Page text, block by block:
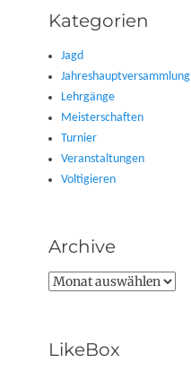
Kategorien
Jagd
Jahreshauptversammlung
Lehrgänge
Meisterschaften
Turnier
Veranstaltungen
Voltigieren
Archive
Archive
LikeBox